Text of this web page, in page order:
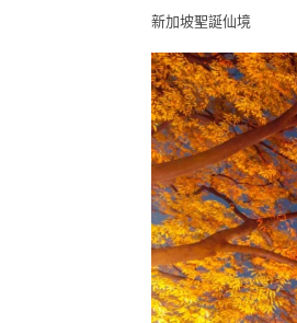
新加坡聖誕仙境